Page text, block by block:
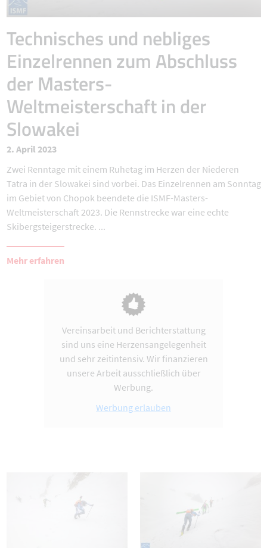
Technisches und nebliges
Einzelrennen zum Abschluss
der Masters-
Weltmeisterschaft in der
Slowakei
2. April 2023
Zwei Renntage mit einem Ruhetag im Herzen der Niederen
Tatra in der Slowakei sind vorbei. Das Einzelrennen am Sonntag
im Gebiet von Chopok beendete die ISMF-Masters-
Weltmeisterschaft 2023. Die Rennstrecke war eine echte
Skibergsteigerstrecke. ...
Mehr erfahren
Vereinsarbeit und Berichterstattung
sind uns eine Herzensangelegenheit
und sehr zeitintensiv. Wir finanzieren
unsere Arbeit ausschließlich über
Werbung.
Werbung erlauben